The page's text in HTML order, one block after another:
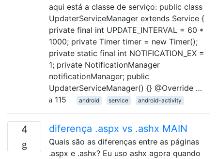
aqui está a classe de serviço: public class
UpdaterServiceManager extends Service {
private final int UPDATE_INTERVAL = 60 *
1000; private Timer timer = new Timer();
private static final int NOTIFICATION_EX =
1; private NotificationManager
notificationManager; public
UpdaterServiceManager() {} @Override …
115
android service android-activity
4 diferença .aspx vs .ashx MAIN
Quais são as diferenças entre as páginas
.aspx e .ashx? Eu uso ashx agora quando